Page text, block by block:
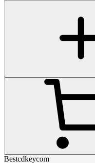
Bestcdkeycom